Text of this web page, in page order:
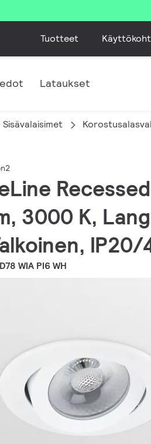
Tuotteet
Lataukset
Sisävalaisimet
3000 K,
IP20/
WIA PI6 WH